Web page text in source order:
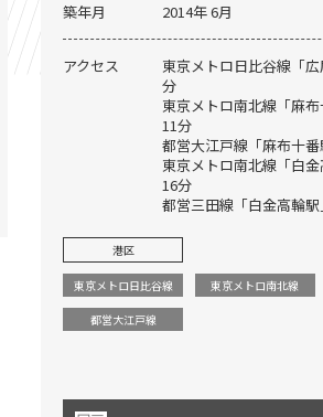
築年月 2014年 6月
アクセス
東京メトロ日比谷線「
分
東京メトロ南北線「麻
11分
都営大江戸線「麻布十
東京メトロ南北線「白
16分
都営三田線「白金高輪
港区
東京メトロ日比谷線 東京メトロ南北線
都営大江戸線